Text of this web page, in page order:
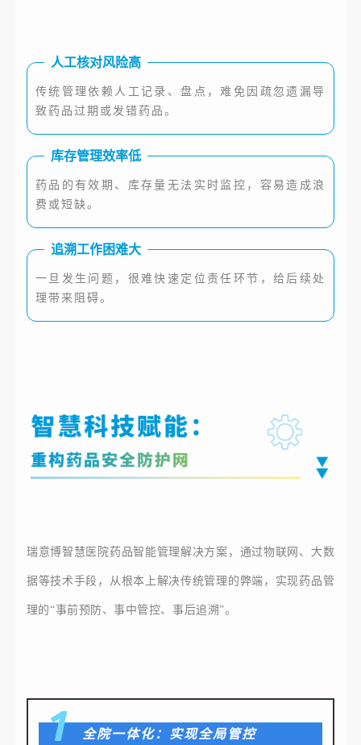
人工核对风险高
传统管理依赖人工记录、盘点，难免因疏忽遗漏导
致药品过期 或发错药品。
库存管理效率低
药品的有效期、库存量无法实时监控，容易造成浪
费或短缺。
追溯工作困难大
一旦发生问题，很难快速定位责任环节，给后续处
理带来阻碍。
瑞意博智慧医院药品智能管理解决方案，通过物联网、大数
据等技术手段，从根本上解决传统管理的弊端，实现药品管
理的 “事前预防、事中管控、事后追溯”。
1 全院一体化：实现全局管控